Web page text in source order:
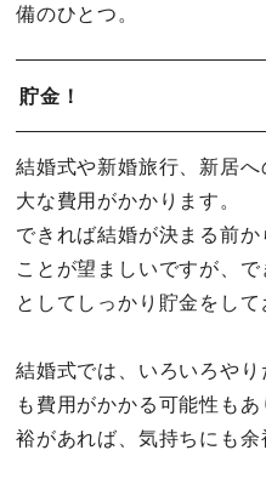
備のひとつ。
貯金！
結婚式や新婚旅行、新居
大な費用がかかります。
できれば結婚が決まる前
ことが望ましいですが、
としてしっかり貯金をして
結婚式では、いろいろや
も費用がかかる可能性も
裕があれば、気持ちにも余